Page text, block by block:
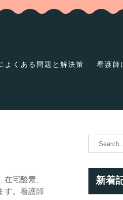
よくある問題と解決策 看護師
宅酸素、
す。看護師
新着